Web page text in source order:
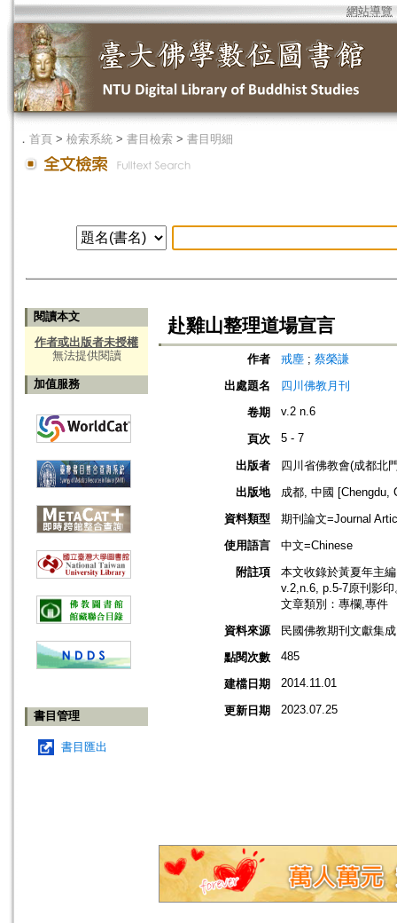
網站導覽
． 首頁 > 檢索系統 > 書目檢索 > 書目明細
閱讀本文
作者或出版者未授權
無法提供閱讀
加值服務
書目管理
書目匯出
赴雞山整理道場宣言
作者 戒塵 ; 蔡榮謙
出處題名
四川佛教月刊
卷期
v.2 n.6
頁次 5 - 7
出版者
四川省佛教會(成都北
出版地
成都, 中國 [Chengdu,
資料類型
期刊論文=Journal
使用語言
中文=Chinese
附註項
本文收錄於黃夏年主
v.2,n.6, p.5-7原刊影印
文章類別：專欄,專件
資料來源
民國佛教期刊文獻集
點閱次數
485
建檔日期 2014.11.01
更新日期 2023.07.25